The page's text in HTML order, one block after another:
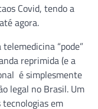
Covid, tendo a
agora.
“pode”
reprimida (e a
é simplesmente
legal no Brasil. Um
em